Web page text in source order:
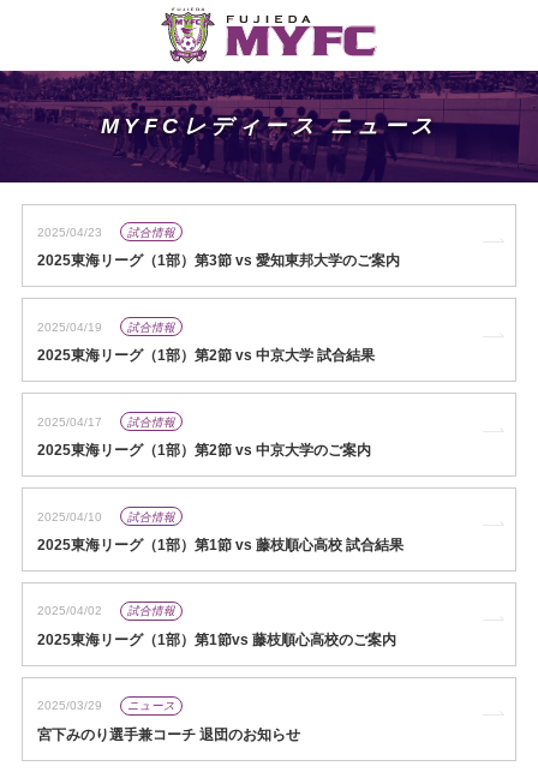
MYFCレディース ニュース
2025/04/23 試合情報
2025東海リーグ（1部）第3節 vs 愛知東邦大学のご案内
2025/04/19 試合情報
2025東海リーグ（1部）第2節 vs 中京大学 試合結果
2025/04/17 試合情報
2025東海リーグ（1部）第2節 vs 中京大学のご案内
2025/04/10 試合情報
2025東海リーグ（1部）第1節 vs 藤枝順心高校 試合結果
2025/04/02 試合情報
2025東海リーグ（1部）第1節vs 藤枝順心高校のご案内
2025/03/29 ニュース
宮下みのり選手兼コーチ 退団のお知らせ